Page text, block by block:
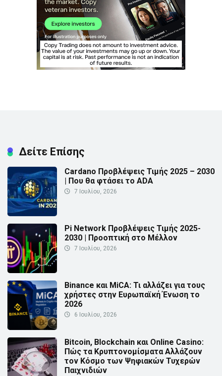
Δείτε Επίσης
Cardano Προβλέψεις Τιμής 2025 – 2030
| Που θα φτάσει το ADA
7 Ιουλίου, 2026
Pi Network Προβλέψεις Τιμής 2025-
2030 | Προοπτική στο Μέλλον
7 Ιουλίου, 2026
Binance και MiCA: Τι αλλάζει για τους
χρήστες στην Ευρωπαϊκή Ένωση το
2026
6 Ιουλίου, 2026
Bitcoin, Blockchain και Online Casino:
Πώς τα Κρυπτονομίσματα Αλλάζουν
τον Κόσμο των Ψηφιακών Τυχερών
Παιχνιδιών